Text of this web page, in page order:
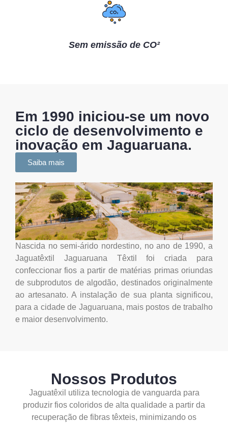
Sem emissão de CO²
Em 1990 iniciou-se um novo
ciclo de desenvolvimento e
inovação em Jaguaruana.
Saiba mais
Nascida no semi-árido nordestino, no ano de 1990, a
Jaguatêxtil Jaguaruana Têxtil foi criada para
confeccionar fios a partir de matérias primas oriundas
de subprodutos de algodão, destinados originalmente
ao artesanato. A instalação de sua planta significou,
para a cidade de Jaguaruana, mais postos de trabalho
e maior desenvolvimento.
Nossos Produtos
Jaguatêxil utiliza tecnologia de vanguarda para
produzir fios coloridos de alta qualidade a partir da
recuperação de fibras têxteis, minimizando os